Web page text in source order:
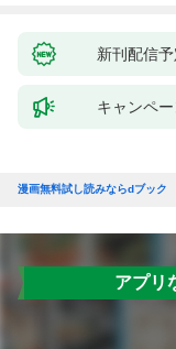
新刊配信予
キャンペー
漫画無料試し読みならdブック
アプリ